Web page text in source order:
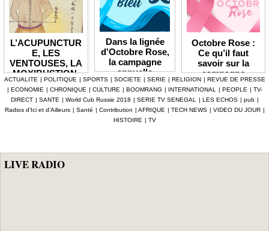
L’ACUPUNCTUR
E, LES
VENTOUSES, LA
MOXIBUSTION,
LE MASSAGE
THÉRAPEUTIQU
E ET LE
BADUANJIN : La
au plateau
médical
Dans la lignée
d'Octobre Rose,
la campagne
annuelle
Novembre Bleu
vise à
sensibiliser sur
les maladies
masculines
Octobre Rose :
Ce qu’il faut
savoir sur la
campagne
ACTUALITE | POLITIQUE | SPORTS | SOCIETE | SERIE | RELIGION | REVUE DE PRESSE
| ECONOMIE | CHRONIQUE | CULTURE | BOOMRANG | INTERNATIONAL | PEOPLE | TV-
DIRECT | SANTE | World Cub Russie 2018 | SERIE TV SENEGAL | LES ECHOS | pub |
Radios d’Ici et d’Ailleurs | Santé | Contribution | AFRIQUE | TECH NEWS | VIDEO DU JOUR |
HISTOIRE | TV
LIVE RADIO